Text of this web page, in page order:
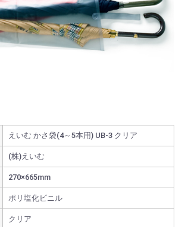
えいむ かさ袋(4～5本用) UB-3 クリア
(株)えいむ
270×665mm
ポリ塩化ビニル
クリア